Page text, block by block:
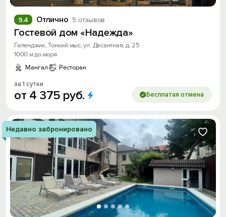
Отлично 5 отзывов
9.4
Гостевой дом «Надежда»
Геленджик, Тонкий мыс, ул. Десантная, д. 25
1000 м до моря
Мангал
Ресторан
за 1 сутки
от 4 375 руб. Бесплатая отмена
Недавно забронировано